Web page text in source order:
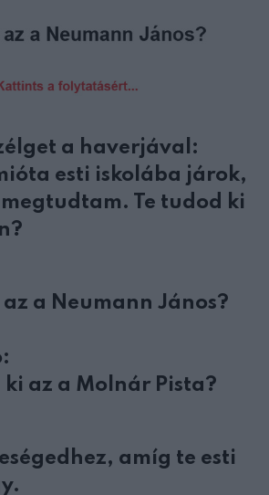
a haverjával:
esti iskolába járok,
Te tudod ki
az a Neumann János?
ki az a Molnár Pista?
amíg te esti